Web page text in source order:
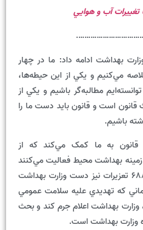
تغييرات آب و هوايي
بهداشت ادامه داد: ما در چهار
مي‌کنيم و يکي از اين حيطه‌ها،
مطالبه‌گر باشيم و يکي از
قانون است و قانون بايد دست ما را
باشيم.
اذعان داشت: ماده 13 قانون به ما کمک مي‌کند که از
بهداشت محيط فعاليت مي‌کنند
مطالبه‌گري داشته باشيم و ماده 688 تعزيرات نيز دست وزارت بهداشت
که تهديدي عليه سلامت عمومي
بهداشت اعلام جرم کند و بحث
وزارت بهداشت است.